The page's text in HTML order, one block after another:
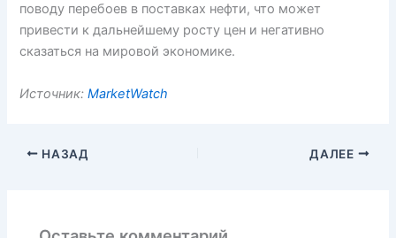
поводу перебоев в поставках нефти, что может
привести к дальнейшему росту цен и негативно
сказаться на мировой экономике.
Источник:MarketWatch
НАЗАД ДАЛЕЕ